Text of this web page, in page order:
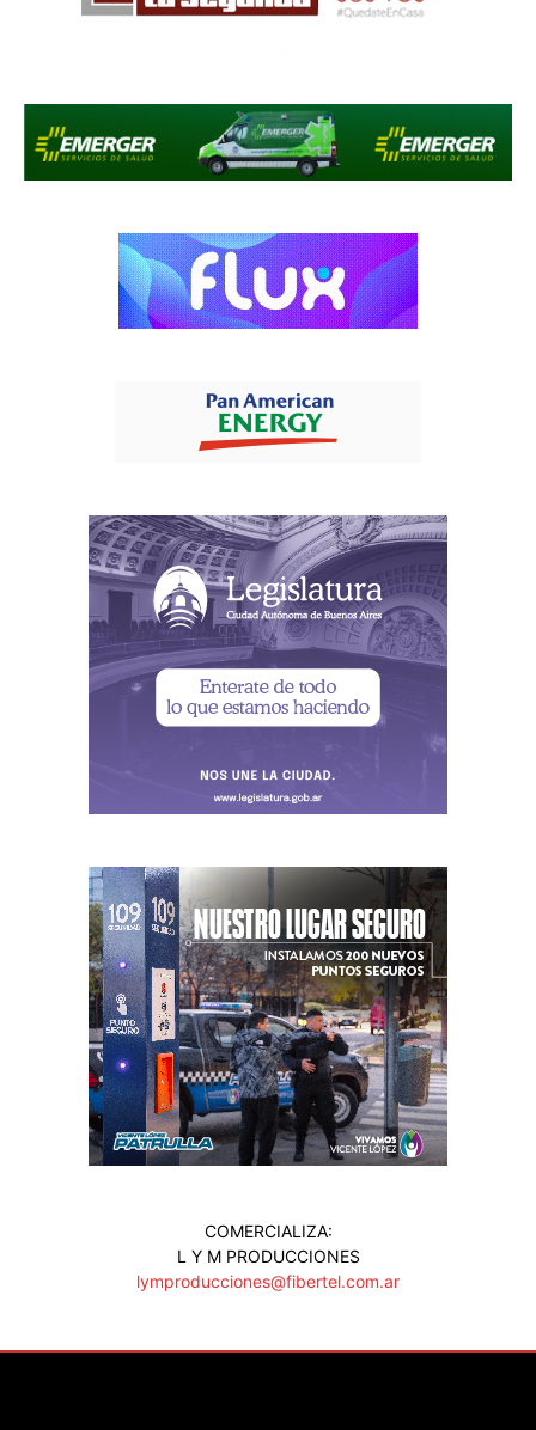
COMERCIALIZA:
L Y M PRODUCCIONES
lymproducciones@fibertel.com.ar